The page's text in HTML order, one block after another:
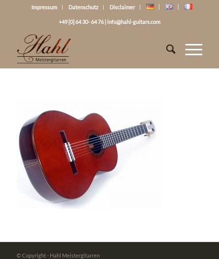
Impressum Datenschutz Disclaimer
+49 [0] 64 30- 64 76|info@hahl-guitars.com
© Copyright - Hahl Meistergitarren